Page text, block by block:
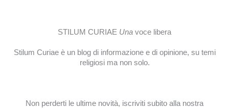
STILUM CURIAE Una voce libera
Stilum Curiae è un blog di informazione e di opinione, su temi
religiosi ma non solo.
Non perderti le ultime novità, iscriviti subito alla nostra